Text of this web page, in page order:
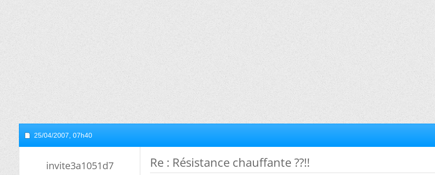
25/04/2007, 07h40
invite3a1051d7 Re : Résistance chauffante ??!!